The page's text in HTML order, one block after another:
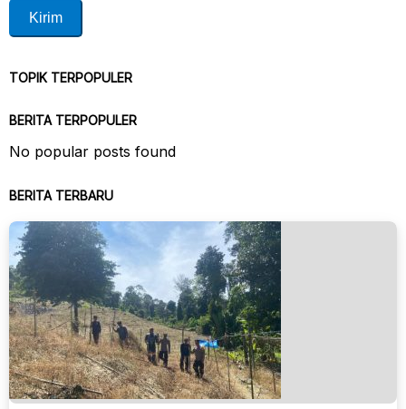
TOPIK TERPOPULER
BERITA TERPOPULER
No popular posts found
BERITA TERBARU